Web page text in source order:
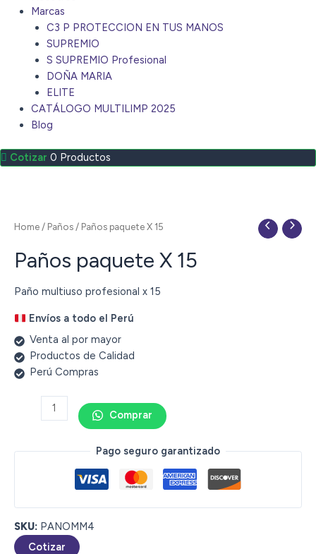
Marcas
C3 P PROTECCION EN TUS MANOS
SUPREMIO
S SUPREMIO Profesional
DOÑA MARIA
ELITE
CATÁLOGO MULTILIMP 2025
Blog
0 Productos
Home / Paños / Paños paquete X 15
Paños paquete X 15
Paño multiuso profesional x 15
Envíos a todo el Perú
Venta al por mayor
Productos de Calidad
Perú Compras
Comprar
Pago seguro garantizado
SKU: PANOMM4
Cotizar